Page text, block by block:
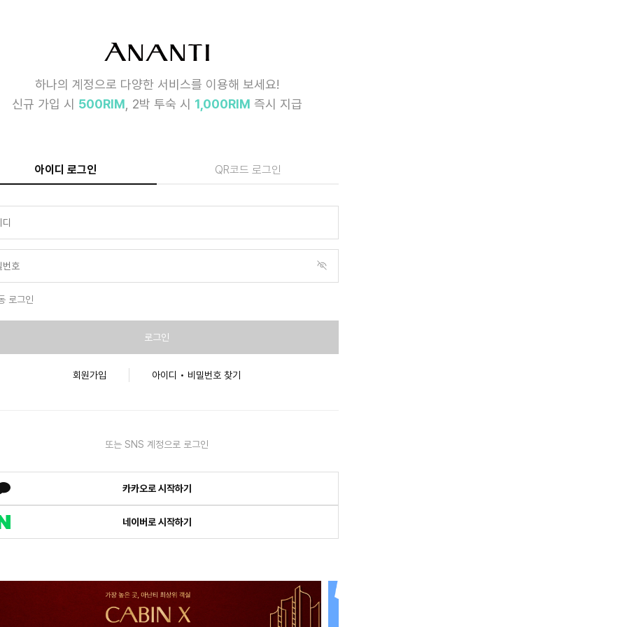
하나의 계정으로 다양한 서비스를 이용해 보세요!
신규 가입 시 500RIM, 2박 투숙 시 1,000RIM 즉시 지급
아이디 로그인 QR코드 로그인
로그인
로그인
회원가입 아이디 • 비밀번호 찾기
또는 SNS 계정으로 로그인
카카오로 시작하기
네이버로 시작하기